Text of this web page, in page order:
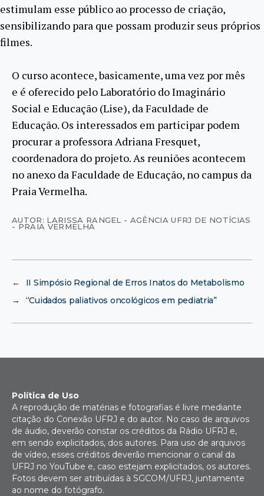
estimulam esse público ao processo de criação,
sensibilizando para que possam produzir seus próprios
filmes.
O curso acontece, basicamente, uma vez por mês
e é oferecido pelo Laboratório do Imaginário
Social e Educação (Lise), da Faculdade de
Educação. Os interessados em participar podem
procurar a professora Adriana Fresquet,
coordenadora do projeto. As reuniões acontecem
no anexo da Faculdade de Educação, no campus da
Praia Vermelha.
AUTOR: LARISSA RANGEL - AGÊNCIA UFRJ DE NOTÍCIAS
- PRAIA VERMELHA
←
II Simpósio Regional de Erros Inatos do Metabolismo
→
“Cuidados paliativos oncológicos em pediatria”
Política de Uso
A reprodução de matérias e fotografias é livre mediante
citação do Conexão UFRJ e do autor. No caso de arquivos
de áudio, deverão constar os créditos da Rádio UFRJ e,
em sendo explicitados, dos autores. Para uso de arquivos
de vídeo, esses créditos deverão mencionar o canal da
UFRJ no YouTube e, caso estejam explicitados, os autores.
Fotos devem ser atribuídas à SGCOM/UFRJ, juntamente
ao nome do fotógrafo.